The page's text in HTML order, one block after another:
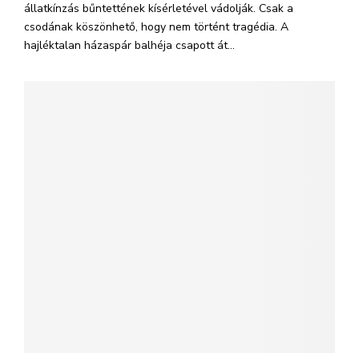
állatkínzás bűntettének kísérletével vádolják. Csak a
csodának köszönhető, hogy nem történt tragédia. A
hajléktalan házaspár balhéja csapott át...